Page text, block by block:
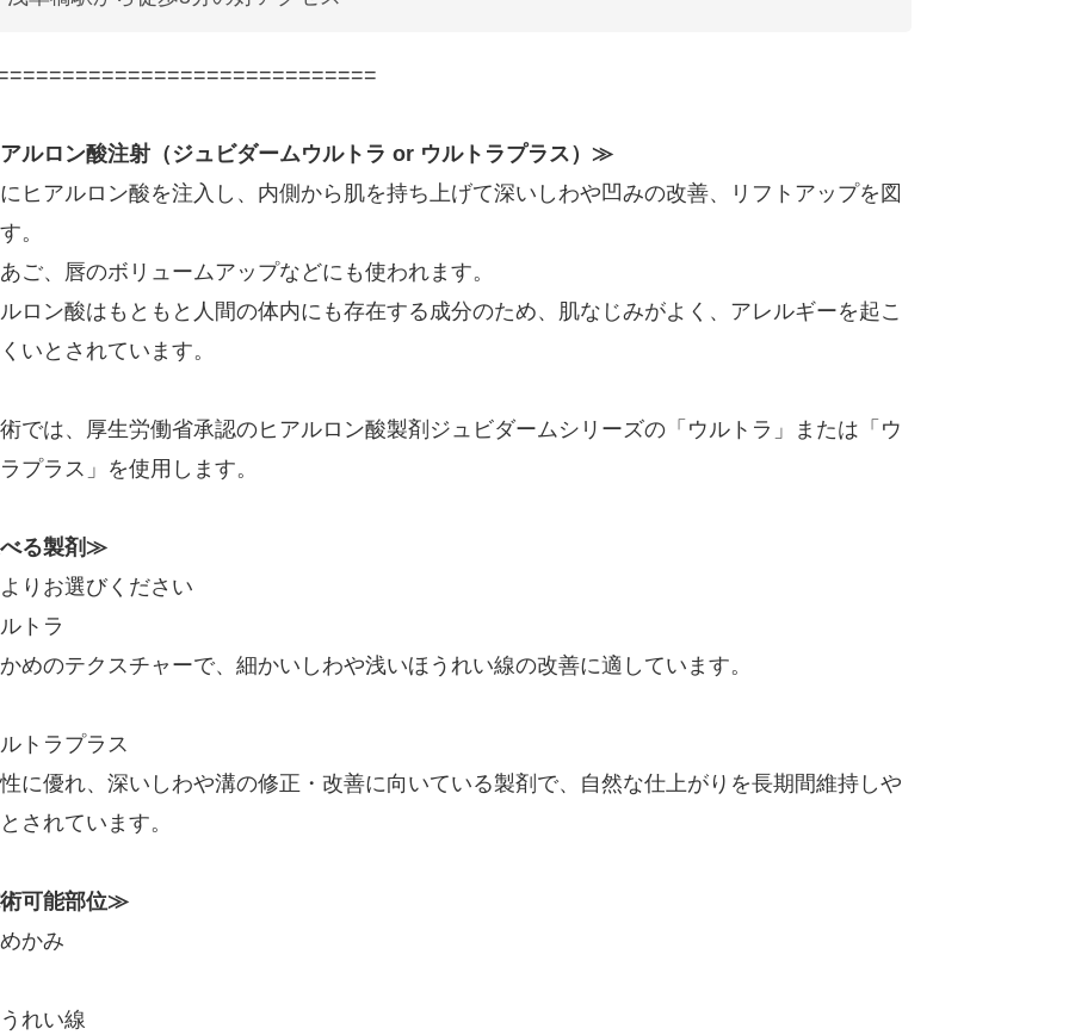
ルロン酸注射（ジュビダームウルトラ or ウルトラプラス）≫
ヒアルロン酸を注入し、内側から肌を持ち上げて深いしわや凹みの改善、リフトアップを図
。
ご、唇のボリュームアップなどにも使われます。
ロン酸はもともと人間の体内にも存在する成分のため、肌なじみがよく、アレルギーを起こ
いとされています。
では、厚生労働省承認のヒアルロン酸製剤ジュビダームシリーズの「ウルトラ」または「ウ
プラス」を使用します。
る製剤≫
りお選びください
トラ
めのテクスチャーで、細かいしわや浅いほうれい線の改善に適しています。
トラプラス
に優れ、深いしわや溝の修正・改善に向いている製剤で、自然な仕上がりを長期間維持しや
されています。
可能部位≫
かみ
れい線